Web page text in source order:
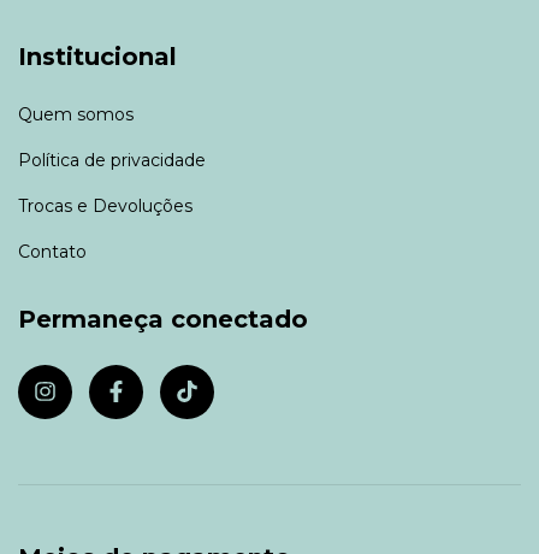
Institucional
Quem somos
Política de privacidade
Trocas e Devoluções
Contato
Permaneça conectado